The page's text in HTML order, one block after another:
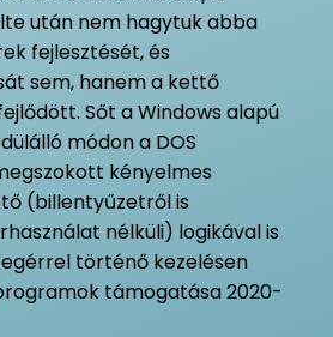
után nem hagytuk abba
fejlesztését, és
sem, hanem a kettő
Sőt a Windows alapú
módon a DOS
kényelmes
(billentyűzetről is
nélküli) logikával is
történő kezelésen
támogatása 2020-